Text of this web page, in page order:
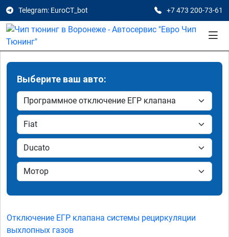
Telegram: EuroCT_bot +7 473 200-73-61
Выберите ваш авто:
Отключение ЕГР клапана системы рециркуляции
выхлопных газов